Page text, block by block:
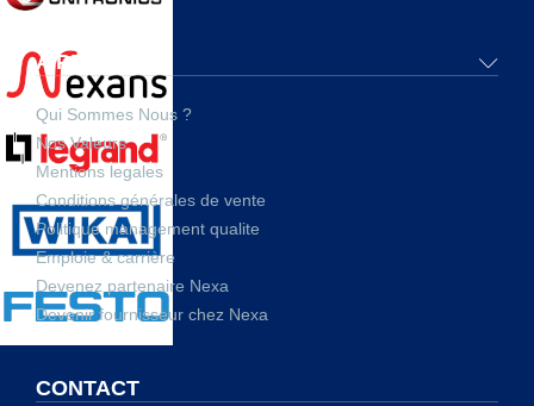
A PROPOS
Qui Sommes Nous ?
Nos Valeurs
Mentions legales
Conditions générales de vente
Politique management qualite
Emploie & carrière
Devenez partenaire Nexa
Devenir fournisseur chez Nexa
CONTACT